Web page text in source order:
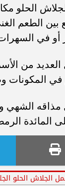
الحلو
بين الطعم
أو في
من
في
الشهي
المائدة
الجلاش الحلو